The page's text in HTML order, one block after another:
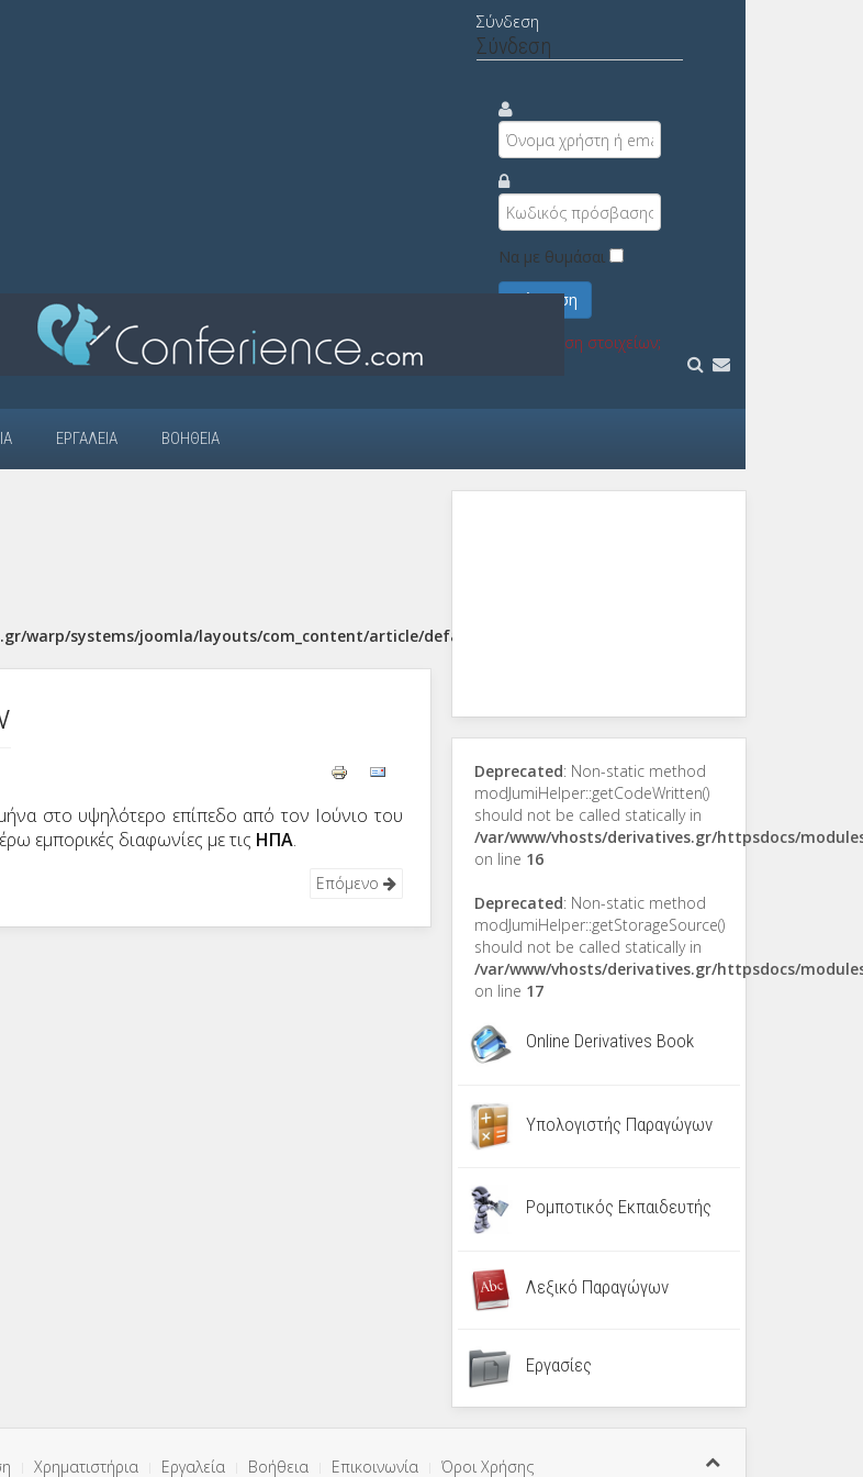
Σύνδεση
Σύνδεση
Να με θυμάσαι
Σύνδεση
Υπενθύμιση στοιχείων;
ΕΡΓΑΛΕΊΑ ΒΟΉΘΕΙΑ
warp/systems/joomla/layouts/com_content/article/default.php
στο υψηλότερο επίπεδο από τον Ιούνιο του
εμπορικές διαφωνίες με τις ΗΠΑ.
Επόμενο
Deprecated: Non-static method
modJumiHelper::getCodeWritten()
should not be called statically in
/var/www/vhosts/derivatives.gr/httpsdocs/
on line 16
Deprecated: Non-static method
modJumiHelper::getStorageSource()
should not be called statically in
/var/www/vhosts/derivatives.gr/httpsdocs/
on line 17
Online Derivatives Book
Υπολογιστής Παραγώγων
Ρομποτικός Εκπαιδευτής
Λεξικό Παραγώγων
Εργασίες
Χρηματιστήρια Εργαλεία Βοήθεια Επικοινωνία Όροι Χρήσης